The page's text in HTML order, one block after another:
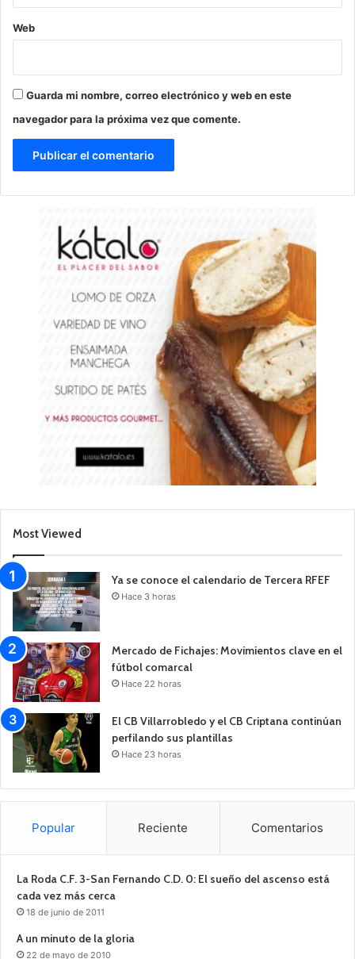
Web
Guarda mi nombre, correo electrónico y web en este
navegador para la próxima vez que comente.
Most Viewed
Ya se conoce el calendario de Tercera RFEF
Hace 3 horas
Mercado de Fichajes: Movimientos clave en el
fútbol comarcal
Hace 22 horas
El CB Villarrobledo y el CB Criptana continúan
perfilando sus plantillas
Hace 23 horas
Popular Reciente Comentarios
La Roda C.F. 3-San Fernando C.D. 0: El sueño del ascenso está
cada vez más cerca
18 de junio de 2011
A un minuto de la gloria
22 de mayo de 2010